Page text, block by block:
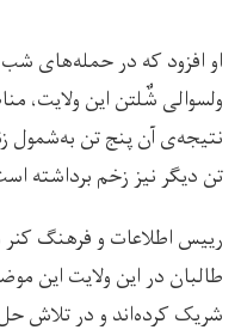
او افزود که در حمله‌های
ولسوالی شٌلتن این ولایت،
نتیجه‌ی آن پنج تن به‌شمول
تن دیگر نیز زخم برداشته
رییس اطلاعات و فرهنگ
طالبان در این ولایت این
شریک کرده‌اند و در تلاش